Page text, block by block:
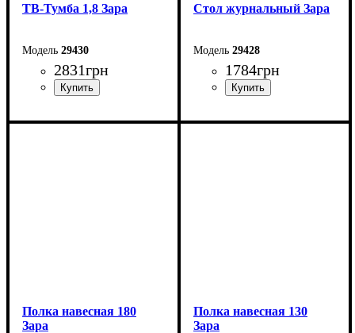
ТВ-Тумба 1,8 Зара
29430
2831грн
Ширина: 180 см
Стол журнальный Зара
29428
1784грн
Ширина: 87 см
Полка навесная 180
Зара
Полка навесная 130
Зара